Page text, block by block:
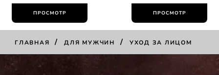
ПРОСМОТР ПРОСМОТР
ГЛАВНАЯ / ДЛЯ МУЖЧИН / УХОД ЗА ЛИЦОМ